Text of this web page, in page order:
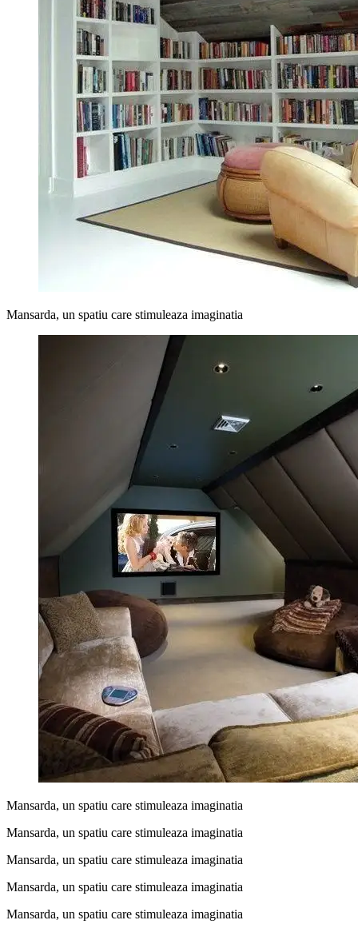
Mansarda, un spatiu care stimuleaza imaginatia
Mansarda, un spatiu care stimuleaza imaginatia
Mansarda, un spatiu care stimuleaza imaginatia
Mansarda, un spatiu care stimuleaza imaginatia
Mansarda, un spatiu care stimuleaza imaginatia
Mansarda, un spatiu care stimuleaza imaginatia